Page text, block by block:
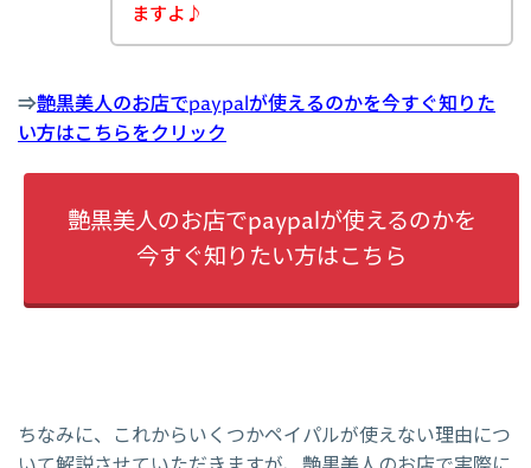
ますよ♪
⇒艶黒美人のお店でpaypalが使えるのかを今すぐ知りた
い方はこちらをクリック
艶黒美人のお店でpaypalが使えるのかを
今すぐ知りたい方はこちら
ちなみに、これからいくつかペイパルが使えない理由につ